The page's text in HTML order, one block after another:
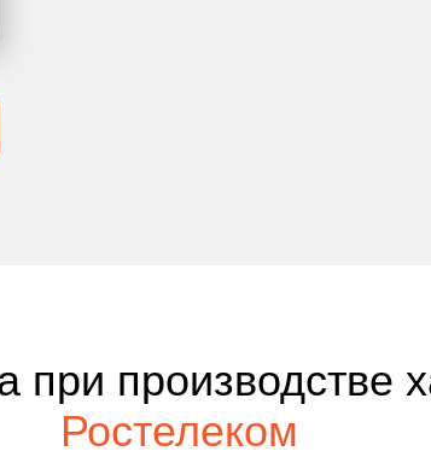
при производстве
Ростелеком